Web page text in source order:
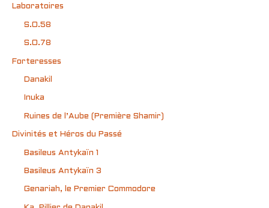
Laboratoires
S.O.58
S.O.78
Forteresses
Danakil
Inuka
Ruines de l’Aube (Première Shamir)
Divinités et Héros du Passé
Basileus Antykaïn 1
Basileus Antykaïn 3
Genariah, le Premier Commodore